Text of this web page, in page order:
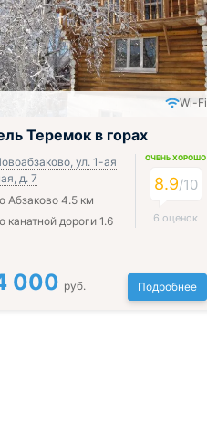
Wi-Fi
Теремок в горах
ул. 1-ая
д. 7
Абзаково 4.5 км
канатной дороги 1.6
ОЧЕНЬ ХОРОШО
8.9/10
6 оценок
000 руб. Подробнее